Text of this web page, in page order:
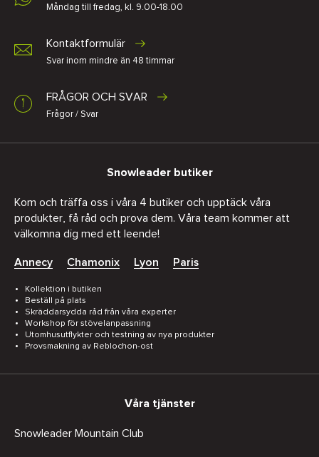
Måndag till fredag, kl. 9.00-18.00
Kontaktformulär
Svar inom mindre än 48 timmar
FRÅGOR OCH SVAR
Frågor / Svar
Snowleader butiker
Kom och träffa oss i våra 4 butiker och upptäck våra
produkter, få råd och prova dem. Våra team kommer att
välkomna dig med ett leende!
Annecy Chamonix Lyon Paris
Kollektion i butiken
Beställ på plats
Skräddarsydda råd från våra experter
Workshop för stövelanpassning
Utomhusutflykter och testning av nya produkter
Provsmakning av Reblochon-ost
Våra tjänster
Snowleader Mountain Club